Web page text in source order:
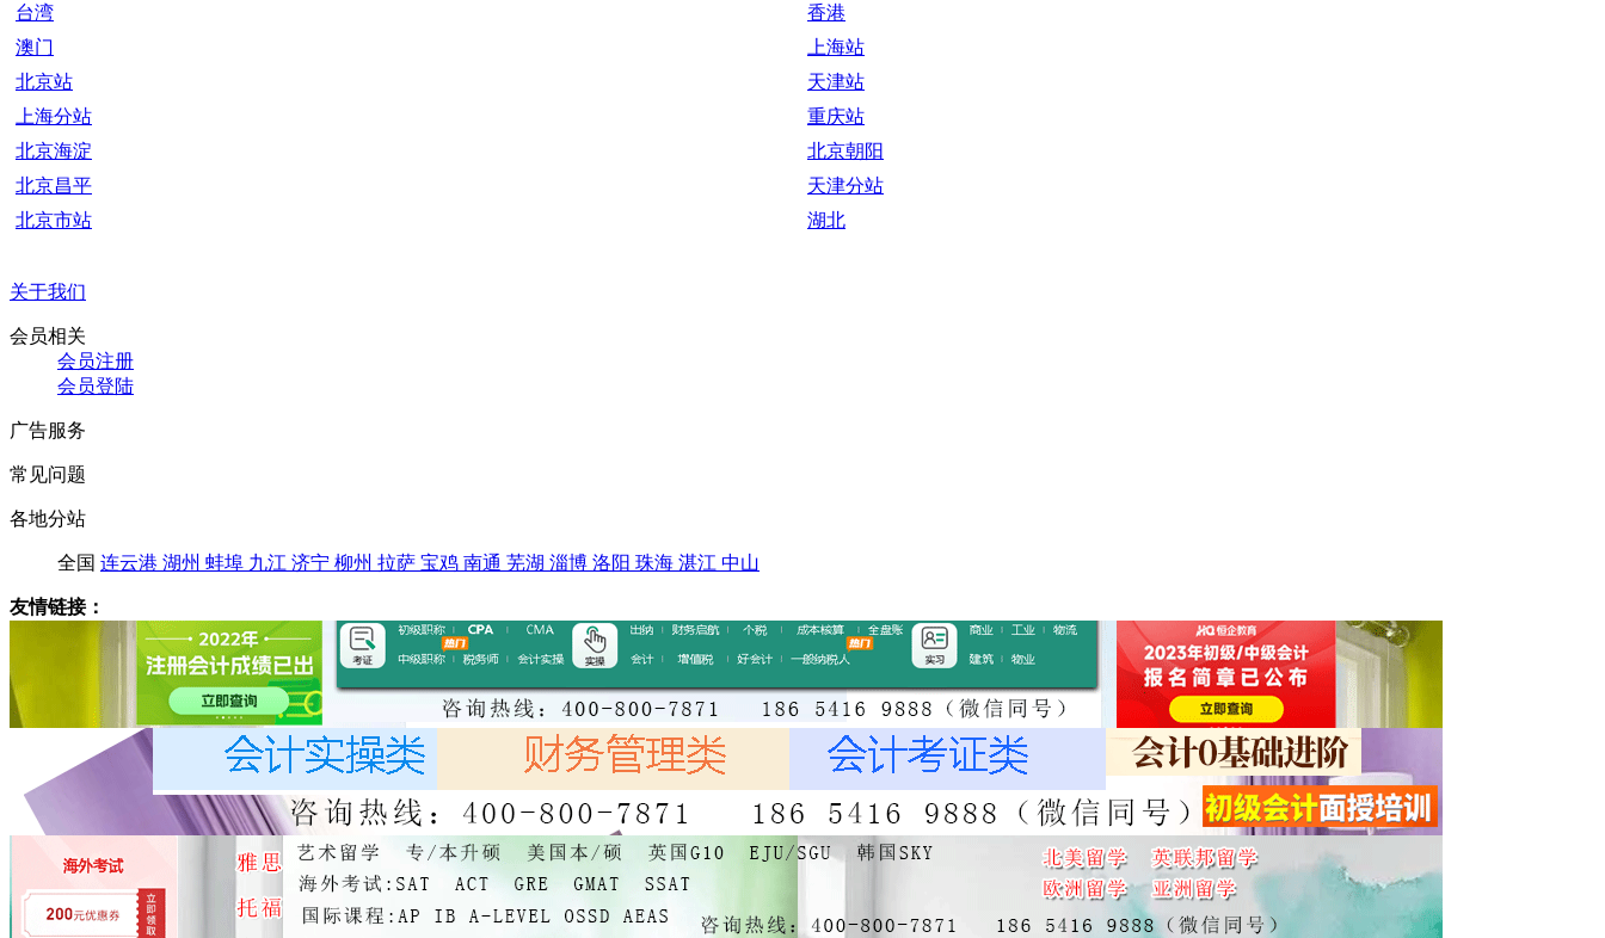
台湾
香港
澳门
上海站
北京站
天津站
上海分站
重庆站
北京海淀
北京朝阳
北京昌平
天津分站
北京市站
湖北
关于我们
会员相关
会员注册
会员登陆
广告服务
常见问题
各地分站
全国 连云港 湖州 蚌埠 九江 济宁 柳州 拉萨 宝鸡 南通 芜湖 淄博 洛阳 珠海 湛江 中山
友情链接：